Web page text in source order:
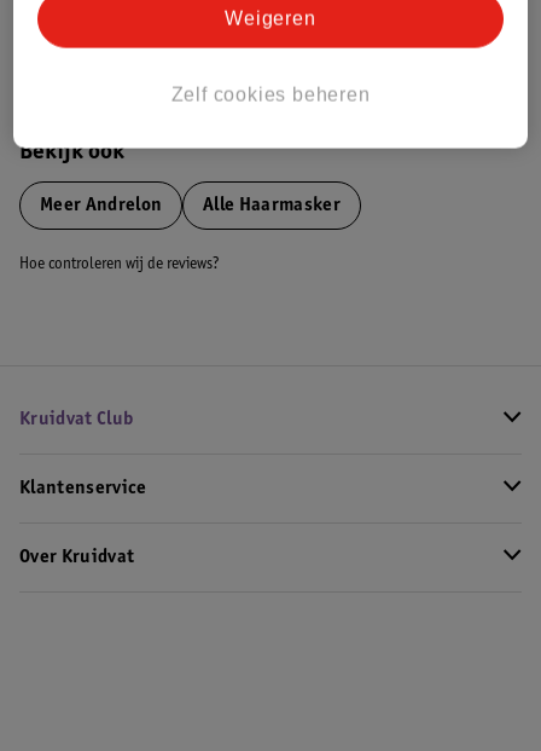
Bekijk ook
Meer Andrelon Alle Haarmasker
Hoe controleren wij de reviews?
Kruidvat Club
Klantenservice
Over Kruidvat
Zelf cookies beheren
Weigeren